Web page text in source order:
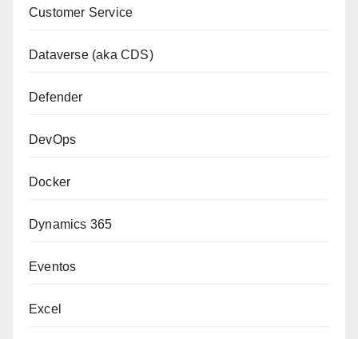
Customer Service
Dataverse (aka CDS)
Defender
DevOps
Docker
Dynamics 365
Eventos
Excel